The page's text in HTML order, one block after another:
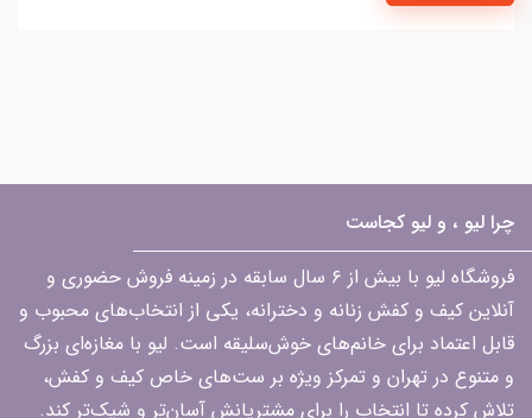
چرا لیو ، و لیو کجاست
فروشگاه لیو با بیش از ۶ سال سابقه در زمینه فروش حضوری و
آنلاین کیف و کفش زنانه و دخترانه، یکی از انتخاب‌های محبوب و
قابل اعتماد برای خانم‌های خوش‌سلیقه است. لیو با مغازه‌ای بزرگ
و متنوع در تهران و تمرکز ویژه بر ست‌های خاص کیف و کفش،
تلاش کرده تا انتخاب را برای مشتریانش آسان‌تر و شیک‌تر کند.